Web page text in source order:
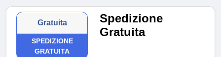
Gratuita
SPEDIZIONE
GRATUITA
Spedizione
Gratuita